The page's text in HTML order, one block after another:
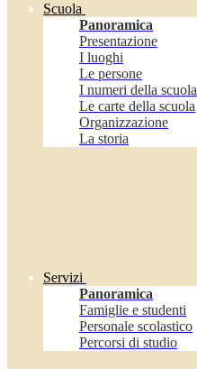
Scuola
Panoramica
Presentazione
I luoghi
Le persone
I numeri della scuola
Le carte della scuola
Organizzazione
La storia
Servizi
Panoramica
Famiglie e studenti
Personale scolastico
Percorsi di studio